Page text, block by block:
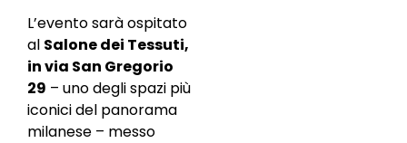
L’evento sarà ospitato
al Salone dei Tessuti,
in via San Gregorio
29 – uno degli spazi più
iconici del panorama
milanese – messo